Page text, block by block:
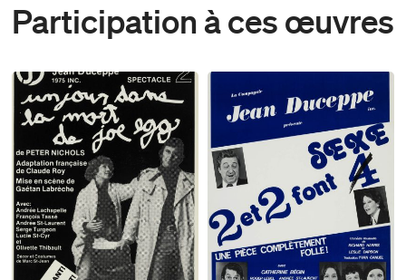
Participation à ces œuvres